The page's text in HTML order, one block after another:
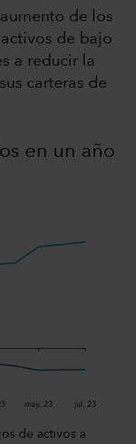
de los
de bajo
a reducir la
carteras de
en un año
de activos a